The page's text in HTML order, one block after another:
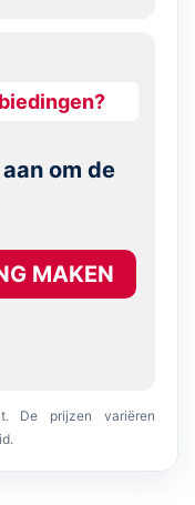
om de
MAKEN
De prijzen variëren